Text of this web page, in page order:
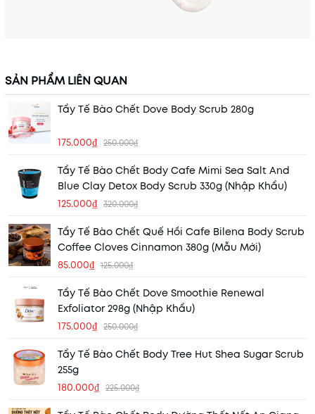
SẢN PHẨM LIÊN QUAN
Tẩy Tế Bào Chết Dove Body Scrub 280g
175.000₫ 250.000₫
Tẩy Tế Bào Chết Body Cafe Mimi Sea Salt And
Blue Clay Detox Body Scrub 330g (Nhập Khẩu)
125.000₫ 320.000₫
Tẩy Tế Bào Chết Quế Hồi Cafe Bilena Body Scrub
Coffee Cloves Cinnamon 380g (Mẫu Mới)
85.000₫ 125.000₫
Tẩy Tế Bào Chết Dove Smoothie Renewal
Exfoliator 298g (Nhập Khẩu)
175.000₫ 250.000₫
Tẩy Tế Bào Chết Body Tree Hut Shea Sugar Scrub
255g
180.000₫ 225.000₫